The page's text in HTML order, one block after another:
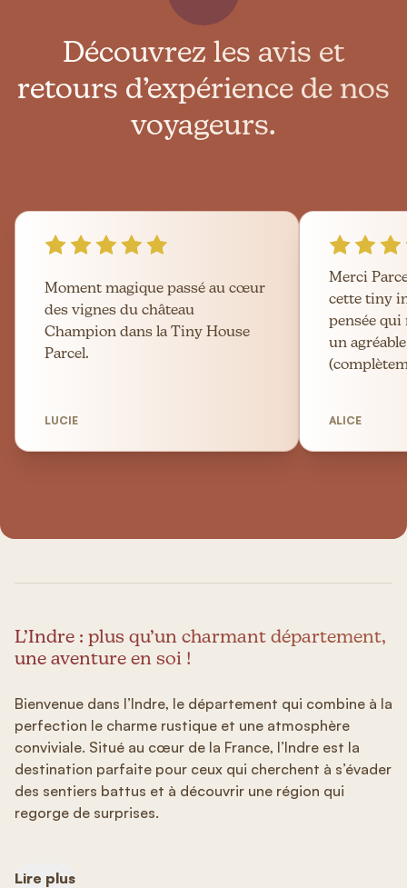
Découvrez les avis et
retours d’expérience de nos
voyageurs.
Moment magique passé au cœur
des vignes du château
Champion dans la Tiny House
Parcel.
LUCIE
Merci
cette tiny
pensée qui
un
ALICE
L’Indre : plus qu’un charmant département,
une aventure en soi !
Bienvenue dans l’Indre, le département qui combine à la
perfection le charme rustique et une atmosphère
conviviale. Situé au cœur de la France, l’Indre est la
destination parfaite pour ceux qui cherchent à s’évader
des sentiers battus et à découvrir une région qui
regorge de surprises.
Lire plus